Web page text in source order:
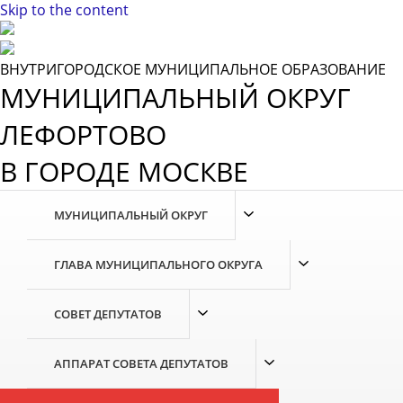
Skip to the content
ВНУТРИГОРОДСКОЕ МУНИЦИПАЛЬНОЕ ОБРАЗОВАНИЕ
МУНИЦИПАЛЬНЫЙ ОКРУГ
ЛЕФОРТОВО
В ГОРОДЕ МОСКВЕ
МУНИЦИПАЛЬНЫЙ ОКРУГ
ГЛАВА МУНИЦИПАЛЬНОГО ОКРУГА
СОВЕТ ДЕПУТАТОВ
АППАРАТ СОВЕТА ДЕПУТАТОВ